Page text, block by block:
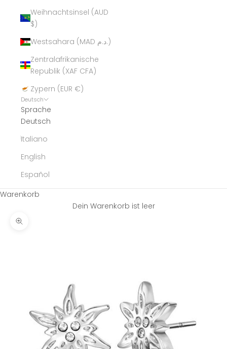
Weihnachtsinsel (AUD
$)
Westsahara (MAD د.م.)
Zentralafrikanische
Republik (XAF CFA)
Zypern (EUR €)
Deutsch
Sprache
Deutsch
Italiano
English
Español
Warenkorb
Dein Warenkorb ist leer
Bild vergrößern